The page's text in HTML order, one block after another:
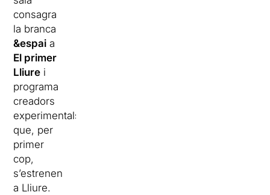
consagra
la branca
&espai a
El primer
Lliure i
programa
creadors
experimentals
que, per
primer
cop,
s’estrenen
a Lliure.